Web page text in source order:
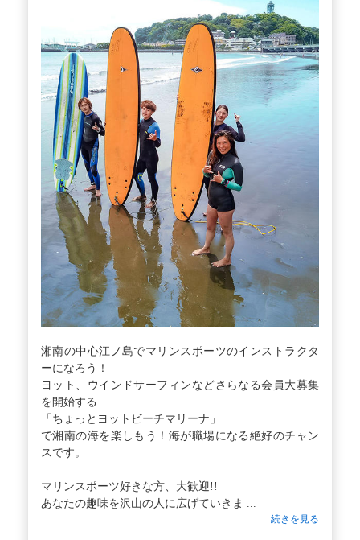
湘南の中心江ノ島でマリンスポーツのインストラクタ
ーになろう！
ヨット、ウインドサーフィンなどさらなる会員大募集
を開始する
「ちょっとヨットビーチマリーナ」
で湘南の海を楽しもう！海が職場になる絶好のチャン
スです。
マリンスポーツ好きな方、大歓迎!!
あなたの趣味を沢山の人に広げていきま ...
続きを見る